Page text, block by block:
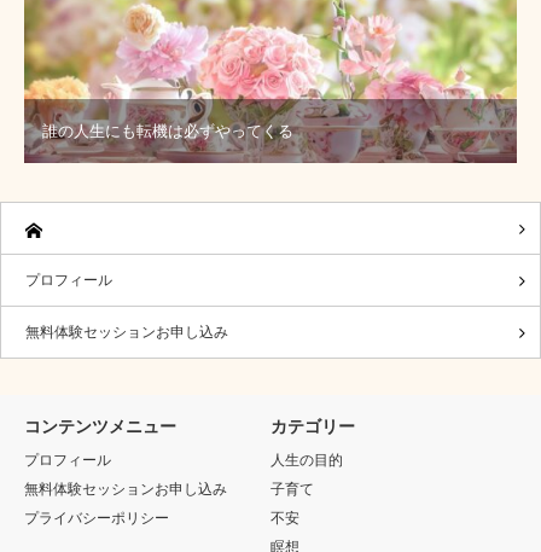
誰の人生にも転機は必ずやってくる
プロフィール
無料体験セッションお申し込み
コンテンツメニュー
プロフィール
無料体験セッションお申し込み
プライバシーポリシー
カテゴリー
人生の目的
子育て
不安
瞑想